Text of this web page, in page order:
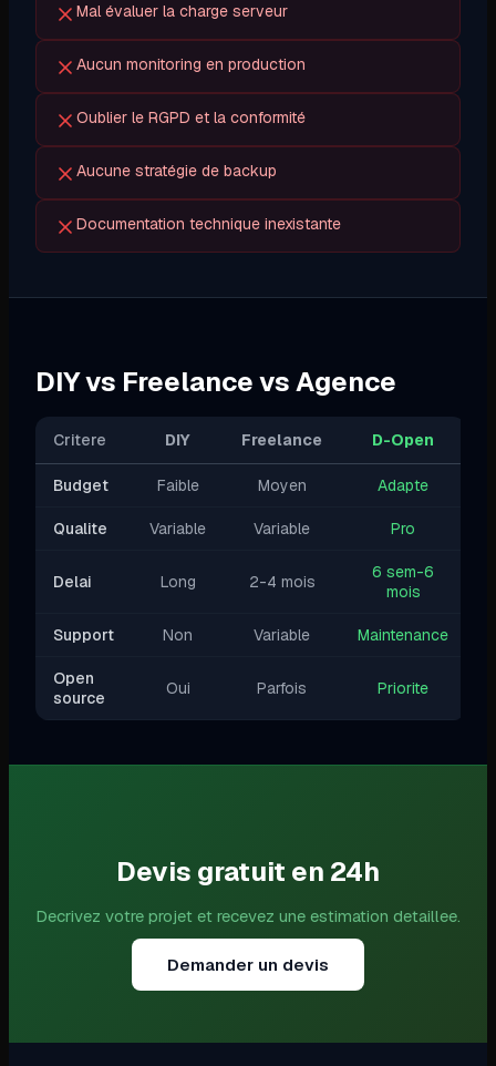
Mal évaluer la charge serveur
Aucun monitoring en production
Oublier le RGPD et la conformité
Aucune stratégie de backup
Documentation technique inexistante
DIY vs Freelance vs Agence
Critere DIY Freelance D-Open
Budget Faible Moyen Adapte
Qualite Variable Variable Pro
Delai Long 2-4 mois
6 sem-6
mois
Support Non Variable Maintenance
Open
source
Oui Parfois Priorite
Devis gratuit en 24h
Decrivez votre projet et recevez une estimation detaillee.
Demander un devis